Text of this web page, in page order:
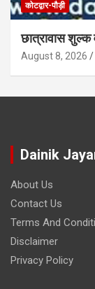
कोटद्वार-पौड़ी
छात्रावास शुल्क
August 8, 2026
Dainik
About Us
Contact Us
Terms And
Disclaimer
Privacy Policy